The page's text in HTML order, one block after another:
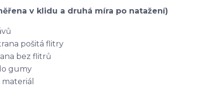
v klidu a druhá míra po natažení)
pošitá flitry
bez flitrů
gumy